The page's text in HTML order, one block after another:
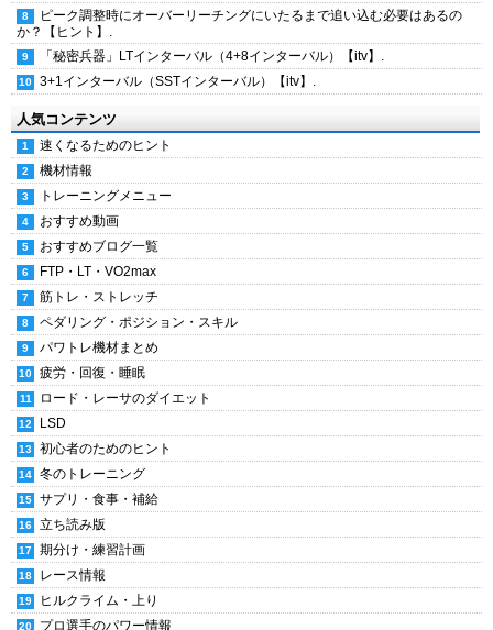
ピーク調整時にオーバーリーチングにいたるまで追い込む必要はあるの
か？【ヒント】.
「秘密兵器」LTインターバル（4+8インターバル）【itv】.
3+1インターバル（SSTインターバル）【itv】.
人気コンテンツ
速くなるためのヒント
機材情報
トレーニングメニュー
おすすめ動画
おすすめブログ一覧
FTP・LT・VO2max
筋トレ・ストレッチ
ペダリング・ポジション・スキル
パワトレ機材まとめ
疲労・回復・睡眠
ロード・レーサのダイエット
LSD
初心者のためのヒント
冬のトレーニング
サプリ・食事・補給
立ち読み版
期分け・練習計画
レース情報
ヒルクライム・上り
プロ選手のパワー情報